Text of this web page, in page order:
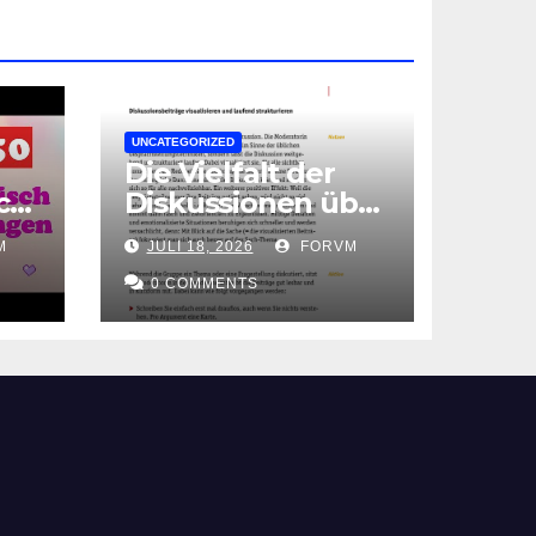
UNCATEGORIZED
Die Vielfalt der
Diskussionen über
spannende
Themen
JULI 18, 2026 FORVM
0 COMMENTS